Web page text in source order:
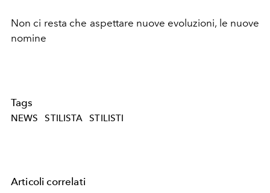
Non ci resta che aspettare nuove evoluzioni, le nuove
nomine
Tags
NEWS STILISTA STILISTI
Articoli correlati